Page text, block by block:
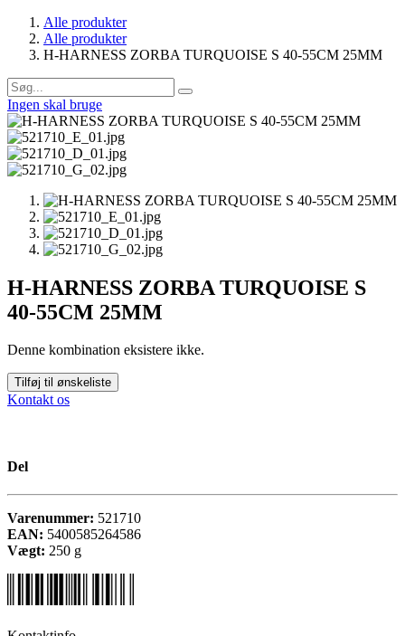
Alle produkter
Alle produkter
H-HARNESS ZORBA TURQUOISE S 40-55CM 25MM
Ingen skal bruge
H-HARNESS ZORBA TURQUOISE S
40-55CM 25MM
Denne kombination eksistere ikke.
Tilføj til ønskeliste
Kontakt os
Del
Varenummer: 521710
EAN: 5400585264586
Vægt: 250 g